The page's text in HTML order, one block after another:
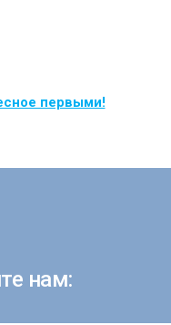
первыми!
нам: